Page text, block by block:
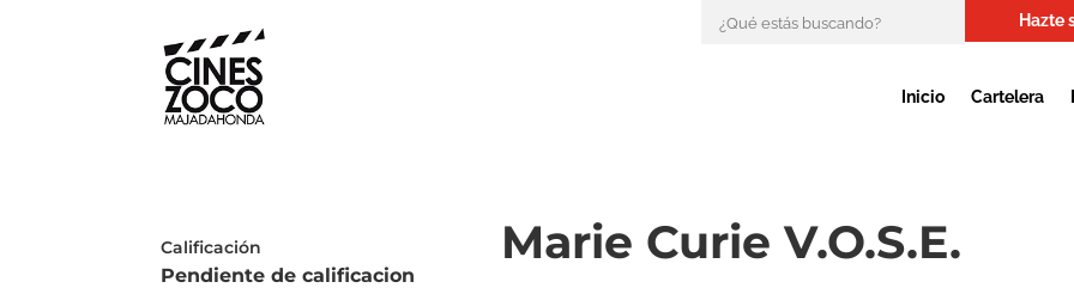
Hazte
Inicio Cartelera
Calificación
Pendiente de calificacion
Marie Curie V.O.S.E.